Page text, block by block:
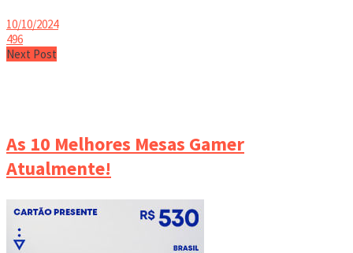
10/10/2024
496
Next Post
As 10 Melhores Mesas Gamer
Atualmente!